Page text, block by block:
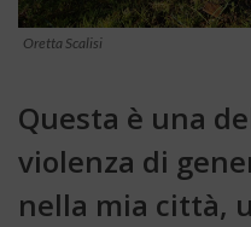
Oretta Scalisi
Questa è una
violenza di
nella mia città,